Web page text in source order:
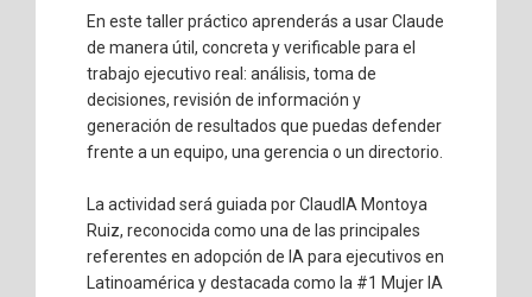
En este taller práctico aprenderás a usar Claude
de manera útil, concreta y verificable para el
trabajo ejecutivo real: análisis, toma de
decisiones, revisión de información y
generación de resultados que puedas defender
frente a un equipo, una gerencia o un directorio.
La actividad será guiada por ClaudIA Montoya
Ruiz, reconocida como una de las principales
referentes en adopción de IA para ejecutivos en
Latinoamérica y destacada como la #1 Mujer IA